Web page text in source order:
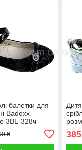
балетки для
Badoxx
3BL-328ч
₴ 385